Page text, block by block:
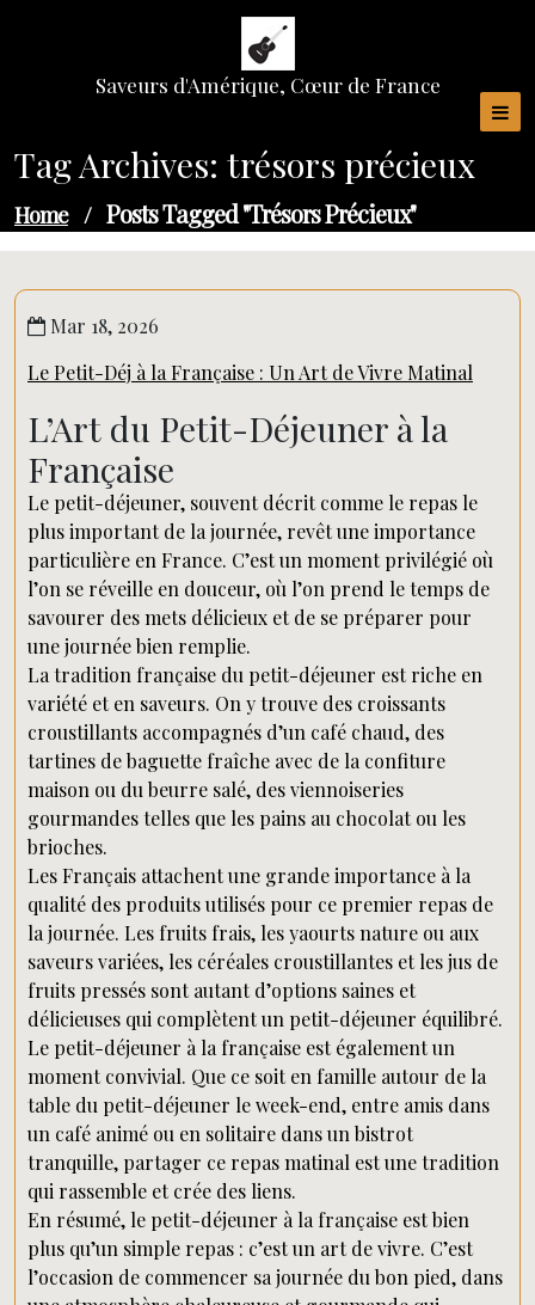
Saveurs d'Amérique, Cœur de France
Tag Archives: trésors précieux
Home / Posts Tagged "trésors Précieux"
Mar 18, 2026
Le Petit-Déj à la Française : Un Art de Vivre Matinal
L’Art du Petit-Déjeuner à la
Française
Le petit-déjeuner, souvent décrit comme le repas le
plus important de la journée, revêt une importance
particulière en France. C’est un moment privilégié où
l’on se réveille en douceur, où l’on prend le temps de
savourer des mets délicieux et de se préparer pour
une journée bien remplie.
La tradition française du petit-déjeuner est riche en
variété et en saveurs. On y trouve des croissants
croustillants accompagnés d’un café chaud, des
tartines de baguette fraîche avec de la confiture
maison ou du beurre salé, des viennoiseries
gourmandes telles que les pains au chocolat ou les
brioches.
Les Français attachent une grande importance à la
qualité des produits utilisés pour ce premier repas de
la journée. Les fruits frais, les yaourts nature ou aux
saveurs variées, les céréales croustillantes et les jus de
fruits pressés sont autant d’options saines et
délicieuses qui complètent un petit-déjeuner équilibré.
Le petit-déjeuner à la française est également un
moment convivial. Que ce soit en famille autour de la
table du petit-déjeuner le week-end, entre amis dans
un café animé ou en solitaire dans un bistrot
tranquille, partager ce repas matinal est une tradition
qui rassemble et crée des liens.
En résumé, le petit-déjeuner à la française est bien
plus qu’un simple repas : c’est un art de vivre. C’est
l’occasion de commencer sa journée du bon pied, dans